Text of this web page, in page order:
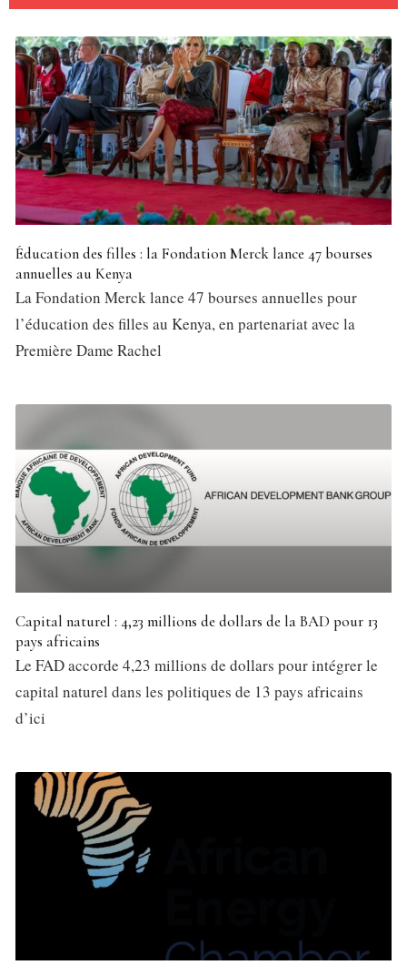
Éducation des filles : la Fondation Merck lance 47 bourses
annuelles au Kenya
La Fondation Merck lance 47 bourses annuelles pour
l’éducation des filles au Kenya, en partenariat avec la
Première Dame Rachel
Capital naturel : 4,23 millions de dollars de la BAD pour 13
pays africains
Le FAD accorde 4,23 millions de dollars pour intégrer le
capital naturel dans les politiques de 13 pays africains
d’ici